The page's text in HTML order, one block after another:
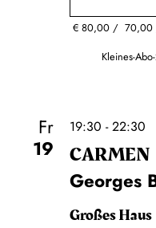
€80,00 70,00
Kleines-
Fr
19
19:30 - 22:30
CARMEN
Georges
Großes Haus